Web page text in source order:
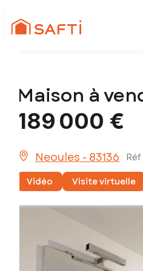
Maison à
189 000 €
Neoules - 83136 Réf
Vidéo Visite virtuelle